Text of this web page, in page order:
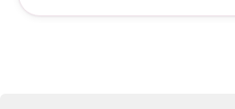
p o